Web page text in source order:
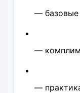
— базовые
—
—